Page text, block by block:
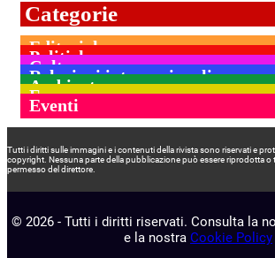
Categorie
Editoriale
Politiche
Culture
Relazioni internazionali
Ambiente
Focus
Eventi
Tutti i diritti sulle immagini e i contenuti della rivista sono riservati e
copyright. Nessuna parte della pubblicazione può essere riprodotta o
permesso del direttore.
© 2026 - Tutti i diritti riservati. Consulta la
e la nostra Cookie Policy